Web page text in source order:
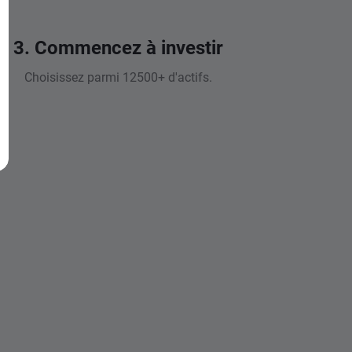
3. Commencez à investir
Choisissez parmi 12500+ d'actifs.